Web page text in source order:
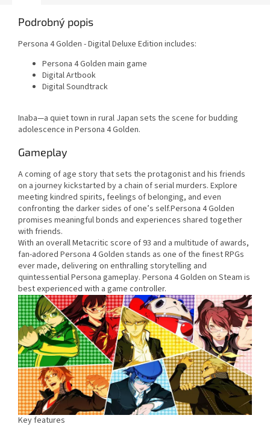
Podrobný popis
Persona 4 Golden - Digital Deluxe Edition includes:
Persona 4 Golden main game
Digital Artbook
Digital Soundtrack
Inaba—a quiet town in rural Japan sets the scene for budding
adolescence in Persona 4 Golden.
Gameplay
A coming of age story that sets the protagonist and his friends
on a journey kickstarted by a chain of serial murders. Explore
meeting kindred spirits, feelings of belonging, and even
confronting the darker sides of one’s self.Persona 4 Golden
promises meaningful bonds and experiences shared together
with friends.
With an overall Metacritic score of 93 and a multitude of awards,
fan-adored Persona 4 Golden stands as one of the finest RPGs
ever made, delivering on enthralling storytelling and
quintessential Persona gameplay. Persona 4 Golden on Steam is
best experienced with a game controller.
Key features